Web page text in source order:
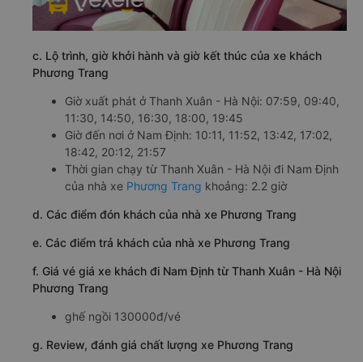
c. Lộ trình, giờ khởi hành và giờ kết thúc của xe khách
Phương Trang
Giờ xuất phát ở Thanh Xuân - Hà Nội: 07:59, 09:40,
11:30, 14:50, 16:30, 18:00, 19:45
Giờ đến nơi ở Nam Định: 10:11, 11:52, 13:42, 17:02,
18:42, 20:12, 21:57
Thời gian chạy từ Thanh Xuân - Hà Nội đi Nam Định
của nhà xe Phương Trang khoảng: 2.2 giờ
d. Các điểm đón khách của nhà xe Phương Trang
e. Các điểm trả khách của nhà xe Phương Trang
f. Giá vé giá xe khách đi Nam Định từ Thanh Xuân - Hà Nội
Phương Trang
ghế ngồi 130000đ/vé
g. Review, đánh giá chất lượng xe Phương Trang